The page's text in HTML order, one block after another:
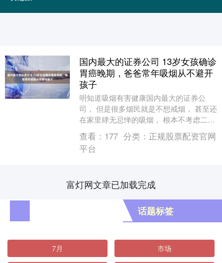
国内最大的证券公司 13岁女孩确诊
胃癌晚期，爸爸常年吸烟从不避开
孩子
明知道吸烟有害健康国内最大的证券公
司， 但是很多烟民就是不想戒烟， 甚至还
在家里肆无忌惮的吸烟， 根本不考虑二手
烟 会不会危害孩子的健康！ 最近，河南省
医院消化....
查看： 177 分类： 正规股票配资官网
平台
富灯网文章已加载完成
话题标签
7月 市场